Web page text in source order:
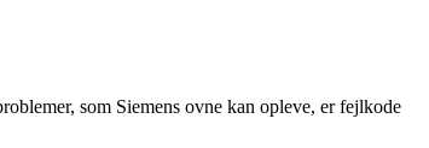
som Siemens ovne kan opleve, er fejlkode